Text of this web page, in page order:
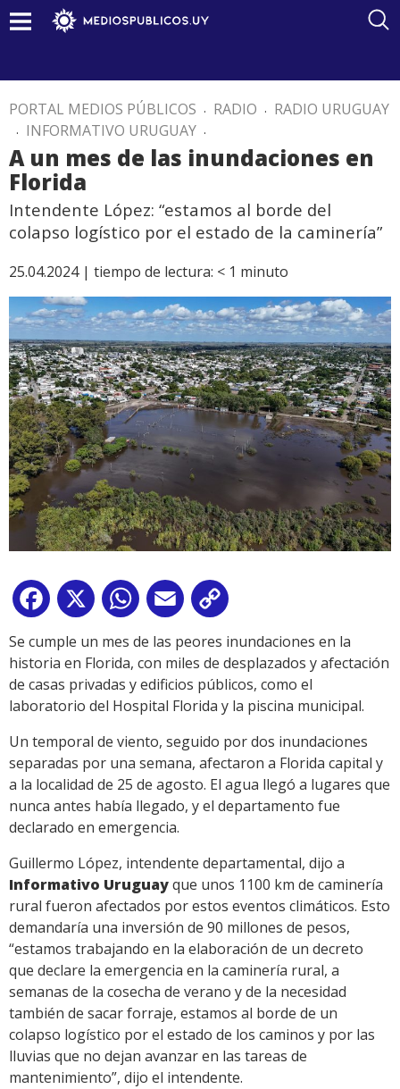
PORTAL MEDIOS PÚBLICOS . RADIO . RADIO URUGUAY
. INFORMATIVO URUGUAY .
A un mes de las inundaciones en
Florida
Intendente López: “estamos al borde del
colapso logístico por el estado de la caminería”
25.04.2024 | tiempo de lectura: < 1 minuto
Facebook
X WhatsApp
Email
Link
Se cumple un mes de las peores inundaciones en la
historia en Florida, con miles de desplazados y afectación
de casas privadas y edificios públicos, como el
laboratorio del Hospital Florida y la piscina municipal.
Un temporal de viento, seguido por dos inundaciones
separadas por una semana, afectaron a Florida capital y
a la localidad de 25 de agosto. El agua llegó a lugares que
nunca antes había llegado, y el departamento fue
declarado en emergencia.
Guillermo López, intendente departamental, dijo a
Informativo Uruguayque unos 1100 km de caminería
rural fueron afectados por estos eventos climáticos. Esto
demandaría una inversión de 90 millones de pesos,
“estamos trabajando en la elaboración de un decreto
que declare la emergencia en la caminería rural, a
semanas de la cosecha de verano y de la necesidad
también de sacar forraje, estamos al borde de un
colapso logístico por el estado de los caminos y por las
lluvias que no dejan avanzar en las tareas de
mantenimiento”, dijo el intendente.